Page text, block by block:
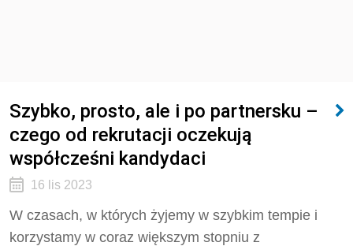
Szybko, prosto, ale i po partnersku –
czego od rekrutacji oczekują
współcześni kandydaci
16 lis 2023
W czasach, w których żyjemy w szybkim tempie i
korzystamy w coraz większym stopniu z